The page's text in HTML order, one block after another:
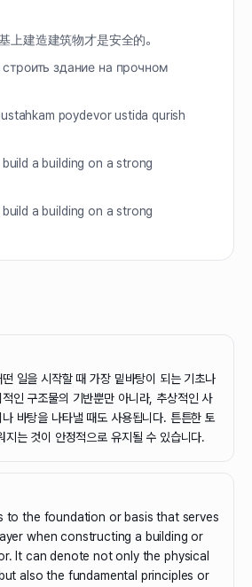
上建造建筑物才是安全的。
строить здание на прочном
poydevor ustida qurish
a building on a strong
a building on a strong
일을 시작할 때 가장 밑바탕이 되는 기초나
인 구조물의 기반뿐만 아니라, 추상적인 사
바탕을 나타낼 때도 사용됩니다. 튼튼한 토
지는 것이 안정적으로 유지될 수 있습니다.
to the foundation or basis that serves
when constructing a building or
It can denote not only the physical
also the fundamental principles or